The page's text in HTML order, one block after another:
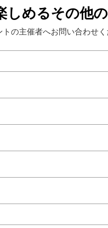
しめるその他
の主催者へお問い合わせく